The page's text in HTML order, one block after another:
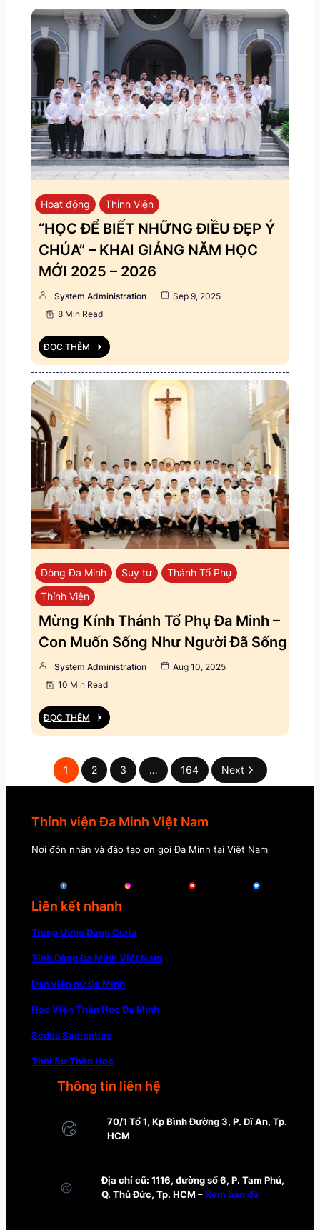
Hoạt động Thỉnh Viện
“HỌC ĐỂ BIẾT NHỮNG ĐIỀU ĐẸP Ý
CHÚA” – KHAI GIẢNG NĂM HỌC
MỚI 2025 – 2026
System Administration
Sep 9, 2025
8 Min Read
ĐỌC THÊM
Dòng Đa Minh Suy tư
Thánh Tổ Phụ
Thỉnh Viện
Mừng Kính Thánh Tổ Phụ Đa Minh –
Con Muốn Sống Như Người Đã Sống
System Administration
Aug 10, 2025
10 Min Read
ĐỌC THÊM
1 2 3 … 164 Next
Thỉnh viện Đa Minh Việt Nam
Nơi đón nhận và đào tạo ơn gọi Đa Minh tại Việt Nam
Liên kết nhanh
Trung Ương Dòng Curia
Tỉnh Dòng Đa Minh Việt Nam
Đan viện nữ Đa Minh
Học Viện Thần Học Đa Minh
Sedes Sapientiae
Thời Sự Thần Học
Thông tin liên hệ
70/1 Tổ 1, Kp Bình Đường 3, P. Dĩ An, Tp.
HCM
Địa chỉ cũ: 1116, đường số 6, P. Tam Phú,
Q. Thủ Đức, Tp. HCM –Xem bản đồ